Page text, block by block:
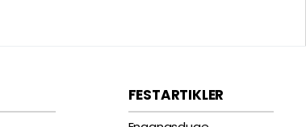
FESTARTIKLER